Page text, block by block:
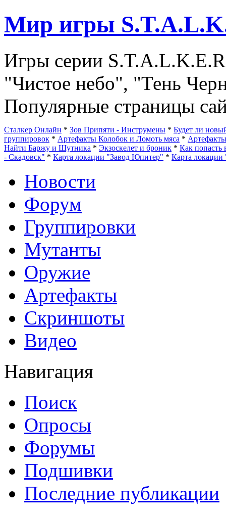
Мир игры
Игры серии
"Чистое небо", "Тень
Популярные страницы
Сталкер Онлайн * Зов Припяти - Инструмены * Будет ли
группировок * Артефакты Колобок и Ломоть мяса * Артефакты
Найти Баржу и Шутника * Экзоскелет и броник * Как попасть
- Скадовск" * Карта локации "Завод Юпитер" * Карта
Новости
Форум
Группировки
Мутанты
Оружие
Артефакты
Скриншоты
Видео
Навигация
Поиск
Опросы
Форумы
Подшивки
Последние публикации